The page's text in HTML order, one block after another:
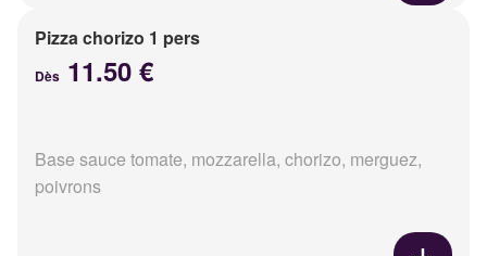
Pizza chorizo 1 pers
Dès 11.50 €
Base sauce tomate, mozzarella, chorizo, merguez,
poivrons